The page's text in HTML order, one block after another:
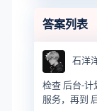
答案列表
石洋
检查 后台-计
服务，再到